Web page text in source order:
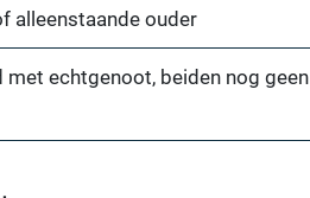
alleenstaande ouder
met echtgenoot, beiden nog geen